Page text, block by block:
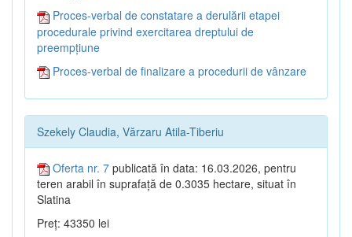
Proces-verbal de constatare a derulării etapei
procedurale privind exercitarea dreptului de
preempțiune
Proces-verbal de finalizare a procedurii de vânzare
Szekely Claudia, Vărzaru Atila-Tiberiu
Oferta nr. 7 publicată în data: 16.03.2026, pentru
teren arabil în suprafață de 0.3035 hectare, situat în
Slatina
Preț: 43350 lei